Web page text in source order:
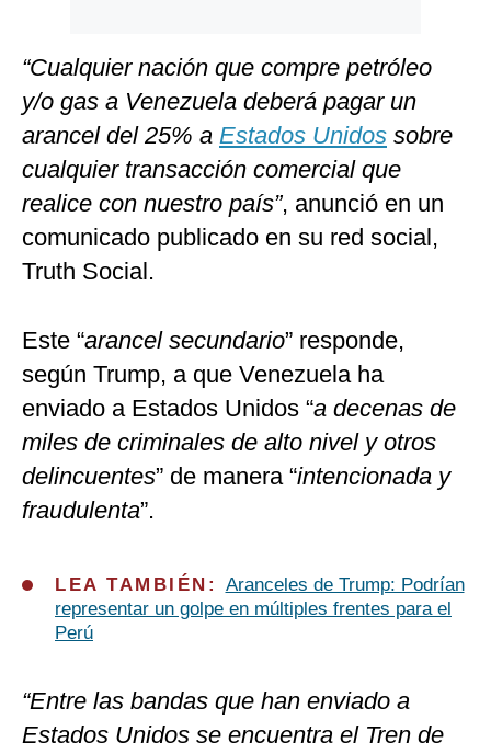
“Cualquier nación que compre petróleo
y/o gas a Venezuela deberá pagar un
arancel del 25% a Estados Unidos sobre
cualquier transacción comercial que
realice con nuestro país”, anunció en un
comunicado publicado en su red social,
Truth Social.
Este “arancel secundario” responde,
según Trump, a que Venezuela ha
enviado a Estados Unidos “a decenas de
miles de criminales de alto nivel y otros
delincuentes” de manera “intencionada y
fraudulenta”.
LEA TAMBIÉN: Aranceles de Trump: Podrían
representar un golpe en múltiples frentes para el
Perú
“Entre las bandas que han enviado a
Estados Unidos se encuentra el Tren de